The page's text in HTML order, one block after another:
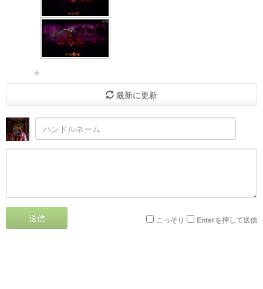
最新に更新
送信 こっそり Enterを押して送信